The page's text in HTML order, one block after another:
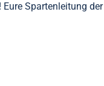
Spartenleitung